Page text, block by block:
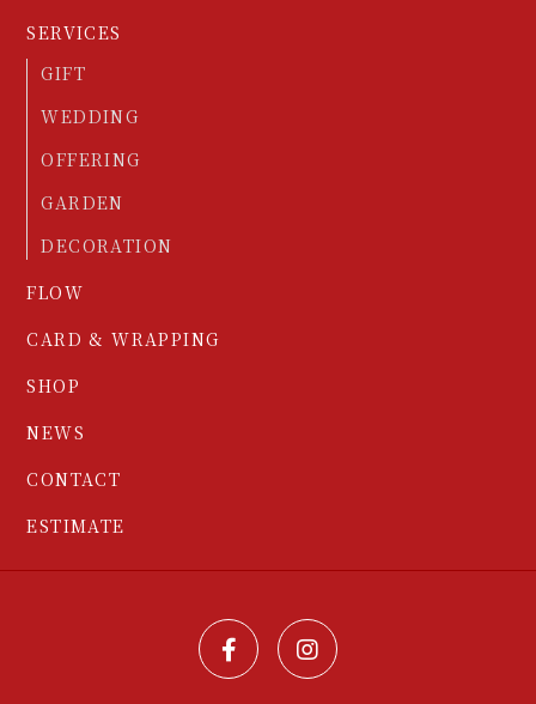
SERVICES
GIFT
WEDDING
OFFERING
GARDEN
DECORATION
FLOW
CARD & WRAPPING
SHOP
NEWS
CONTACT
ESTIMATE